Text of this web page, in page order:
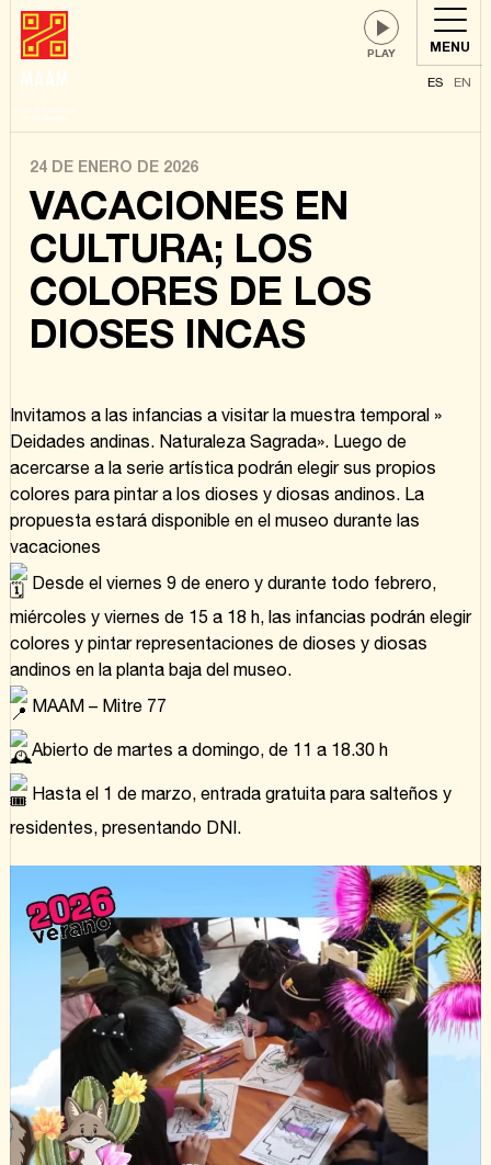
MENU
ES EN
24 DE ENERO DE 2026
VACACIONES EN
CULTURA; LOS
COLORES DE LOS
DIOSES INCAS
Invitamos a las infancias a visitar la muestra temporal »
Deidades andinas. Naturaleza Sagrada». Luego de
acercarse a la serie artística podrán elegir sus propios
colores para pintar a los dioses y diosas andinos. La
propuesta estará disponible en el museo durante las
vacaciones
Desde el viernes 9 de enero y durante todo febrero,
miércoles y viernes de 15 a 18 h, las infancias podrán elegir
colores y pintar representaciones de dioses y diosas
andinos en la planta baja del museo.
MAAM – Mitre 77
Abierto de martes a domingo, de 11 a 18.30 h
Hasta el 1 de marzo, entrada gratuita para salteños y
residentes, presentando DNI.